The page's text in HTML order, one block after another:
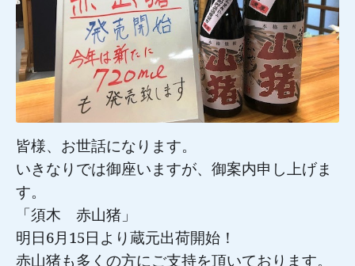
皆様、お世話になります。
いきなりでは御座いますが、御案内申し上げま
す。
「須木 赤山猪」
明日6月 15日より蔵元出荷開始！
赤山猪も多くの方にご支持を頂いております。